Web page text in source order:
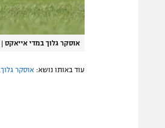
אוסקר גלוך במדי אייאקס |
עוד באותו נושא: אוסקר גלוך